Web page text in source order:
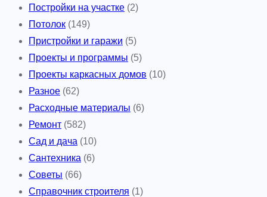
Постройки на участке (2)
Потолок (149)
Пристройки и гаражи (5)
Проекты и программы (5)
Проекты каркасных домов (10)
Разное (62)
Расходные материалы (6)
Ремонт (582)
Сад и дача (10)
Сантехника (6)
Советы (66)
Справочник строителя (1)